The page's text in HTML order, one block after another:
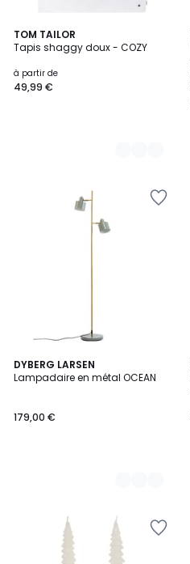
TOM TAILOR
Tapis shaggy doux - COZY
à partir de
49,99 €
12
Couleurs
DYBERG LARSEN
Lampadaire en métal OCEAN
179,00 €
6
Couleurs